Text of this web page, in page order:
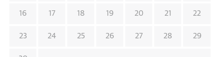
16 17 18 19 20 21 22
23 24 25 26 27 28 29